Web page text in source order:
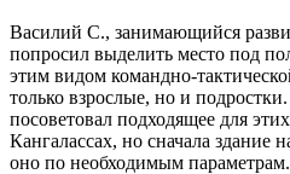
Василий С., занимающийся
попросил выделить место под
этим видом командно-
только взрослые, но и
посоветовал подходящее для
Кангалассах, но сначала здание
оно по необходимым параметрам.